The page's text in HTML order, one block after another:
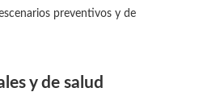
preventivos y de
y de salud